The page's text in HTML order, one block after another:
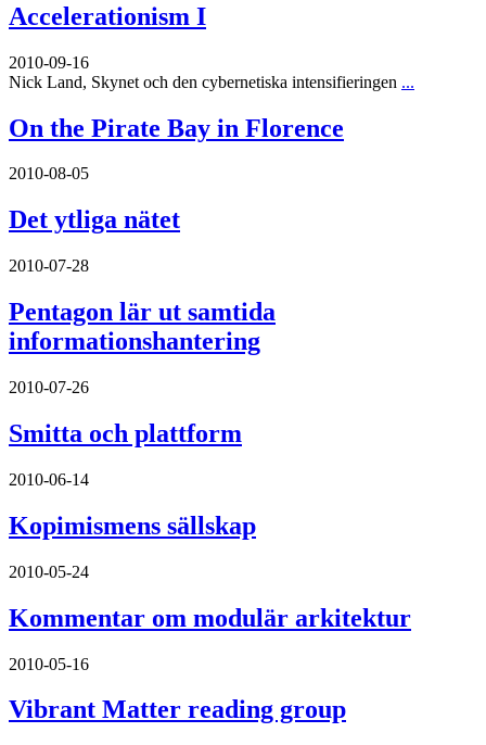
Accelerationism I
2010-09-16
Nick Land, Skynet och den cybernetiska intensifieringen ...
On the Pirate Bay in Florence
2010-08-05
Det ytliga nätet
2010-07-28
Pentagon lär ut samtida
informationshantering
2010-07-26
Smitta och plattform
2010-06-14
Kopimismens sällskap
2010-05-24
Kommentar om modulär arkitektur
2010-05-16
Vibrant Matter reading group